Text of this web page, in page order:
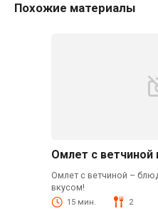
Похожие материалы
Омлет с
Омлет с ветчиной –
вкусом!
15 мин. 2